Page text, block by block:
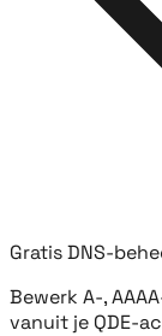
Gratis DNS-
Bewerk A-,
vanuit je QDE-